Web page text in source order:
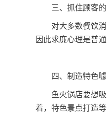
三、抓住顾客的
对大多数餐饮消费
因此求廉心理是普
四、制造特色噱
鱼火锅店要想吸
着，特色景点打造